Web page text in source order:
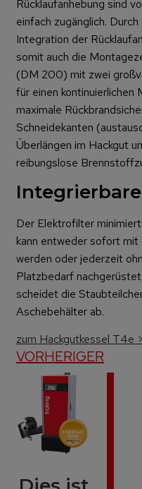
Rücklaufanhebung sind
einfach zugänglich.
Integration der
somit auch die
(DM 200) mit zwei
für einen kontinuierlichen
maximale
Schneidekanten
Überlängen im Hackgut
reibungslose
Der Elektrofilter
kann entweder sofort
werden oder jederzeit
Platzbedarf
scheidet die
Aschebehälter ab.
zum Hackgutkessel T4e
VORHERIGER